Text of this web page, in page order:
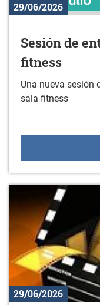
29/06/2026
Sesión de
fitness
Una nueva sesión
sala fitness
29/06/2026